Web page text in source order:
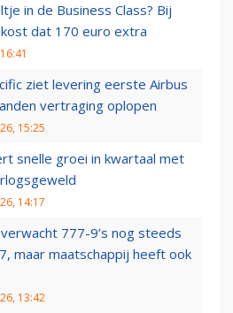
in de Business Class? Bij
dat 170 euro extra
ziet levering eerste Airbus
vertraging oplopen
15:25
snelle groei in kwartaal met
14:17
777-9’s nog steeds
maar maatschappij heeft ook
13:42